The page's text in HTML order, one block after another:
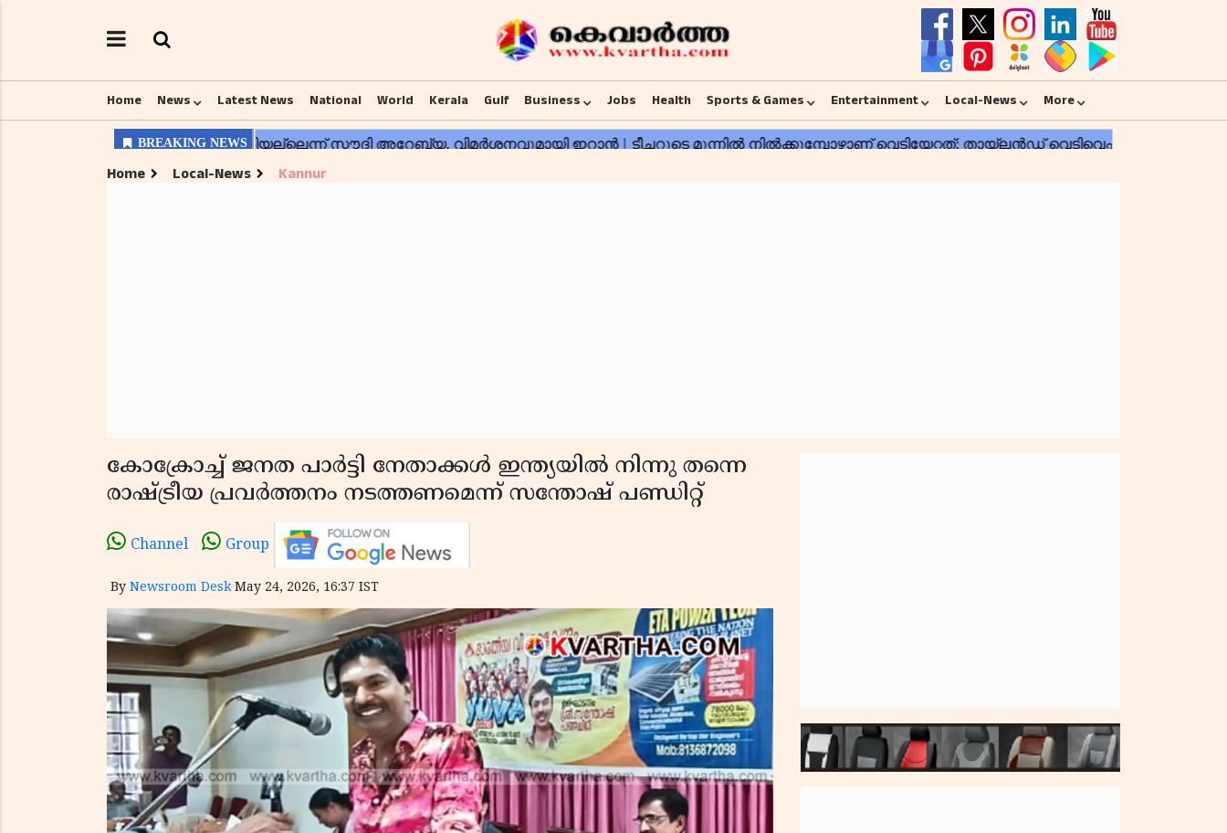
Home News Latest News National World Kerala Gulf Business Jobs Health Sports & Games Entertainment Local-News More
Home Local-News Kannur
കോക്രോച്ച് ജനത പാർട്ടി നേതാക്കൾ ഇന്ത്യയിൽ നിന്നു തന്നെ
രാഷ്ട്രീയ പ്രവർത്തനം നടത്തണമെന്ന് സന്തോഷ് പണ്ഡിറ്റ്
Channel Group
By Newsroom Desk May 24, 2026, 16:37 IST